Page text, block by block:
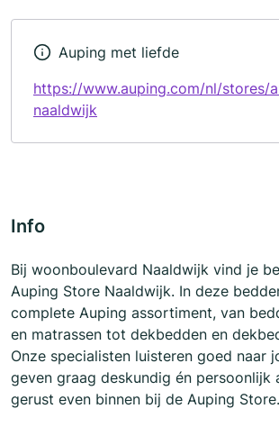
Auping met liefde
https://www.auping.com/nl/stores/
naaldwijk
Info
Bij woonboulevard Naaldwijk vind je
Auping Store Naaldwijk. In deze
complete Auping assortiment, van
en matrassen tot dekbedden en
Onze specialisten luisteren goed naar
geven graag deskundig én persoonlijk
gerust even binnen bij de Auping Store.